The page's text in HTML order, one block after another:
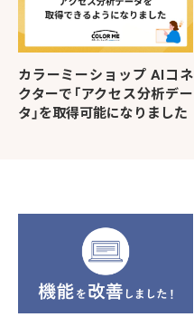
カラーミーショップ AIコネ
クターで「アクセス分析デー
タ」を取得可能になりました